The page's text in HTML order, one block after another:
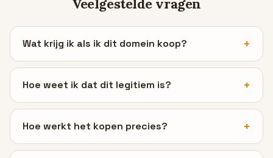
Veelgestelde vragen
Wat krijg ik als ik dit domein koop?
Hoe weet ik dat dit legitiem is?
Hoe werkt het kopen precies?